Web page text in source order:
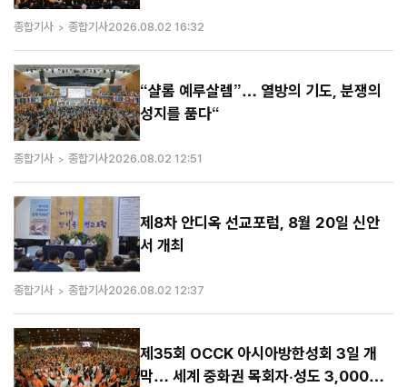
종합기사 종합기사2026.08.02 16:32
“샬롬 예루살렘”… 열방의 기도, 분쟁의
성지를 품다“
종합기사 종합기사2026.08.02 12:51
제8차 안디옥 선교포럼, 8월 20일 신안
서 개최
종합기사 종합기사2026.08.02 12:37
제35회 OCCK 아시아방한성회 3일 개
막… 세계 중화권 목회자·성도 3,000명